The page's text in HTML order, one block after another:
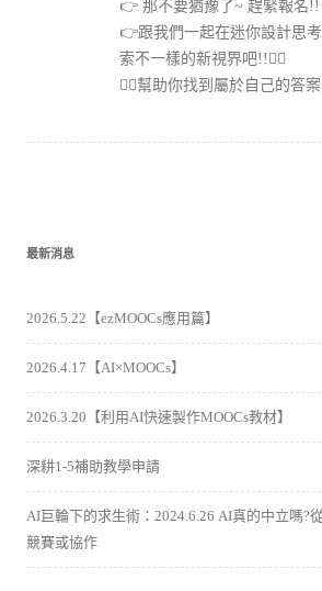
👉 那不要猶豫了~ 趕緊報名!!
👉跟我們一起在迷你設計思
索不一樣的新視界吧!!👍🏻
👍🏻幫助你找到屬於自己的答案
最新消息
2026.5.22【ezMOOCs應用篇】
2026.4.17【AI×MOOCs】
2026.3.20【利用AI快速製作MOOCs教材】
深耕1-5補助教學申請
AI巨輪下的求生術：2024.6.26 AI真的中立嗎?
競賽或協作